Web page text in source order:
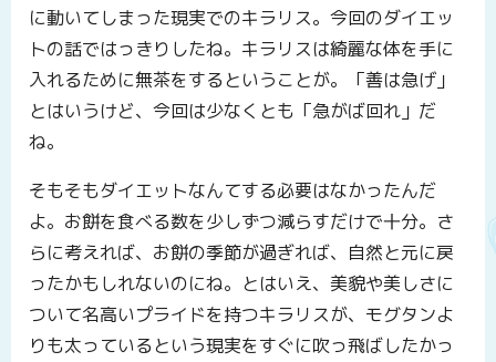
に動いてしまった現実でのキラリス。今回のダイエッ
トの話ではっきりしたね。キラリスは綺麗な体を手に
入れるために無茶をするということが。「善は急げ」
とはいうけど、今回は少なくとも「急がば回れ」だ
ね。
そもそもダイエットなんてする必要はなかったんだ
よ。お餅を食べる数を少しずつ減らすだけで十分。さ
らに考えれば、お餅の季節が過ぎれば、自然と元に戻
ったかもしれないのにね。とはいえ、美貌や美しさに
ついて名高いプライドを持つキラリスが、モグタンよ
りも太っているという現実をすぐに吹っ飛ばしたかっ